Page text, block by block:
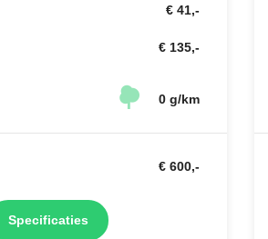
€ 41,-
€ 135,-
0 g/km
€ 600,-
Specificaties